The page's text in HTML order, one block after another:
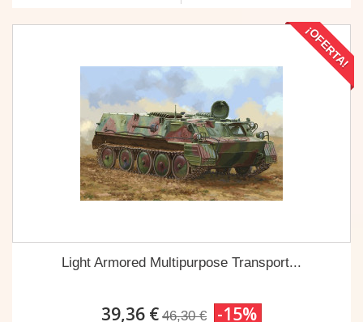
¡OFERTA!
Light Armored Multipurpose Transport...
39,36 € 46,30 € -15%